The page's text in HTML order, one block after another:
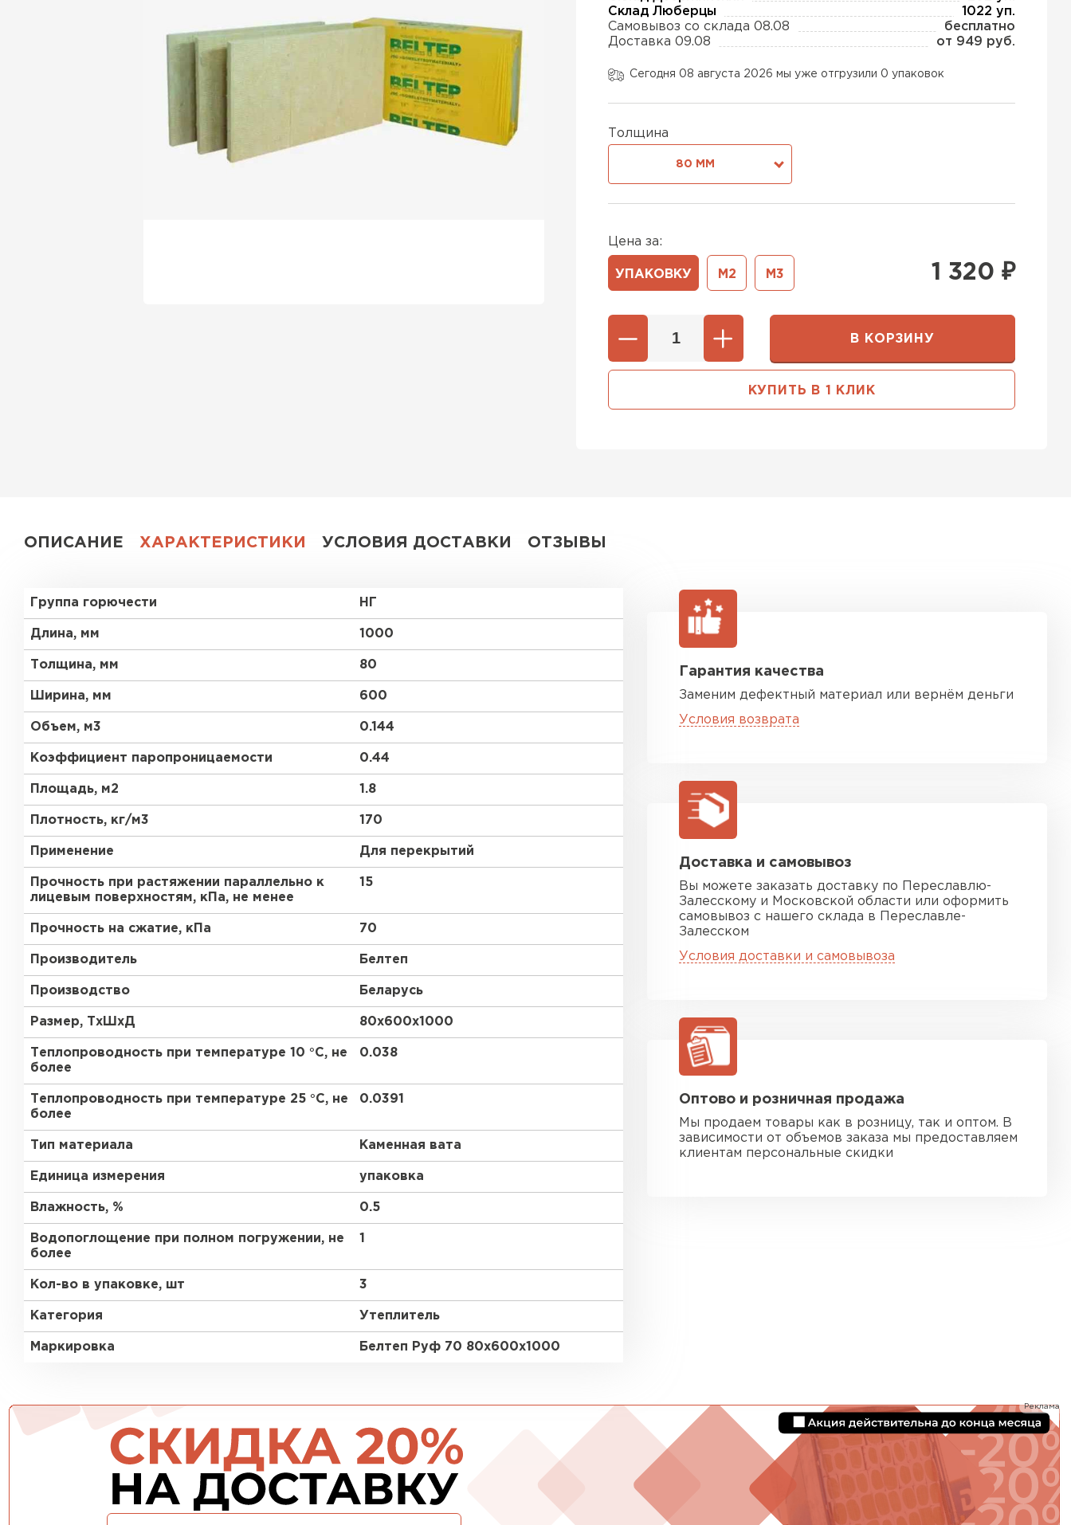
Склад Люберцы
1022 уп.
Самовывоз со склада 08.08
бесплатно
Доставка 09.08
от 949 руб.
Сегодня 08 августа 2026 мы уже отгрузили 0 упаковок
Толщина
80 ММ
Цена за:
УПАКОВКУ М2 М3 1 320 ₽
В КОРЗИНУ
КУПИТЬ В 1 КЛИК
ОПИСАНИЕ ХАРАКТЕРИСТИКИ УСЛОВИЯ ДОСТАВКИ ОТЗЫВЫ
Группа горючести НГ
Длина, мм 1000
Толщина, мм 80
Ширина, мм 600
Объем, м3 0.144
Коэффициент паропроницаемости 0.44
Площадь, м2 1.8
Плотность, кг/м3 170
Применение Для перекрытий
Прочность при растяжении параллельно к
лицевым поверхностям, кПа, не менее
15
Прочность на сжатие, кПа 70
Производитель Белтеп
Производство Беларусь
Размер, ТхШхД 80х600х1000
Теплопроводность при температуре 10 °С, не
более
0.038
Теплопроводность при температуре 25 °С, не
более
0.0391
Тип материала Каменная вата
Единица измерения упаковка
Влажность, % 0.5
Водопоглощение при полном погружении, не
более
1
Кол-во в упаковке, шт 3
Категория Утеплитель
Маркировка Белтеп Руф 70 80х600х1000
Гарантия качества
Заменим дефектный материал или вернём деньги
Условия возврата
Доставка и самовывоз
Вы можете заказать доставку по Переславлю-
Залесскому и Московской области или оформить
самовывоз с нашего склада в Переславле-
Залесском
Условия доставки и самовывоза
Оптово и розничная продажа
Мы продаем товары как в розницу, так и оптом. В
зависимости от объемов заказа мы предоставляем
клиентам персональные скидки
Реклама
Утеплитель Белтеп
Утеплитель Изотек
Утеплитель Xotpipe
Утеплитель Тимплэкс
ПЕРЕЙТИ
ПЕРЕЙТИ
Рулонная кровля Брит
ПЕРЕЙТИ
Утеплитель Knauf
ПЕРЕЙТИ ПЕРЕЙТИ
Утеплитель Isover
ПЕРЕЙТИ
Утеплитель Paroc
ПЕРЕЙТИ
Утеплитель Penoplex
ПЕРЕЙТИ
Утеплитель Технониколь
ПЕРЕЙТИ ПЕРЕЙТИ
Утеплитель Юматекс Термо
ПЕРЕЙТИ
Утеплитель Неман
Утеплитель Baswool
ПЕРЕЙТИ
Утеплитель Izolife
ПЕРЕЙТИ
ВСЕ ПРОИЗВОДИТЕЛИ
Утеплитель Белтеп
Утеплитель Термит
Утеплитель Ruspanel
Утеплитель Брит
Утеплитель Xotpipe
Утеплитель Тимплэкс